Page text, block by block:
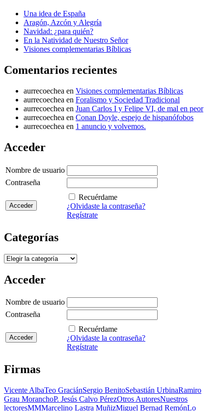
Una idea de España
Aragón, Azcón y Alegría
Navidad: ¿para quién?
En la Natividad de Nuestro Señor
Visiones complementarias Bíblicas
Comentarios recientes
aurrecoechea en Visiones complementarias Bíblicas
aurrecoechea en Foralismo y Sociedad Tradicional
aurrecoechea en Juan Carlos I y Felipe VI, de mal en peor
aurrecoechea en Conan Doyle, espejo de hispanófobos
aurrecoechea en 1 anuncio y volvemos.
Acceder
Nombre de usuario
Contraseña
Recuérdame
¿Olvidaste la contraseña?
Regístrate
Categorías
Categorías
Acceder
Nombre de usuario
Contraseña
Recuérdame
¿Olvidaste la contraseña?
Regístrate
Firmas
Vicente AlbaTeo GraciánSergio BenitoSebastián UrbinaRamiro
Grau MoranchoP. Jesús Calvo PérezOtros AutoresNuestros
lectoresMMMarcelino Lastra MuñizMiguel Bernad RemónLo